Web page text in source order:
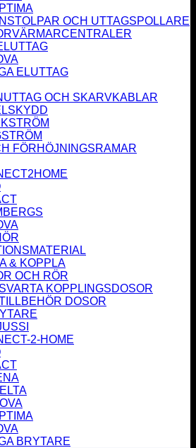
OCH UTTAGSPOLLARE
ELUTTAG
OCH SKARVKABLAR
FÖRHÖJNINGSRAMAR
& KOPPLA
OCH RÖR
SVARTA KOPPLINGSDOSOR
DOSOR
2-HOME
BRYTARE